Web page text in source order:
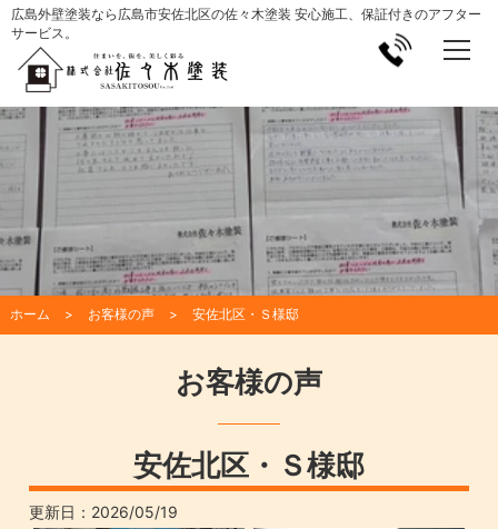
広島外壁塗装なら広島市安佐北区の佐々木塗装 安心施工、保証付きのアフター
サービス。
ホーム お客様の声 安佐北区・Ｓ様邸
お客様の声
安佐北区・Ｓ様邸
更新日： 2026/05/19